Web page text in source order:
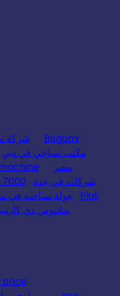
Borjomi
شركة
مكتب سياحي في دبي
مصر
شركات في جدة
7000
Plus
جولة سياحية في
سانتوس دي
price